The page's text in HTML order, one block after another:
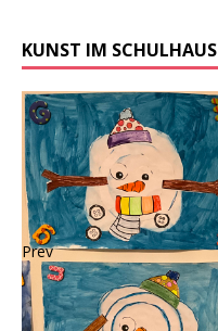
KUNST IM SCHULHAUS
Prev